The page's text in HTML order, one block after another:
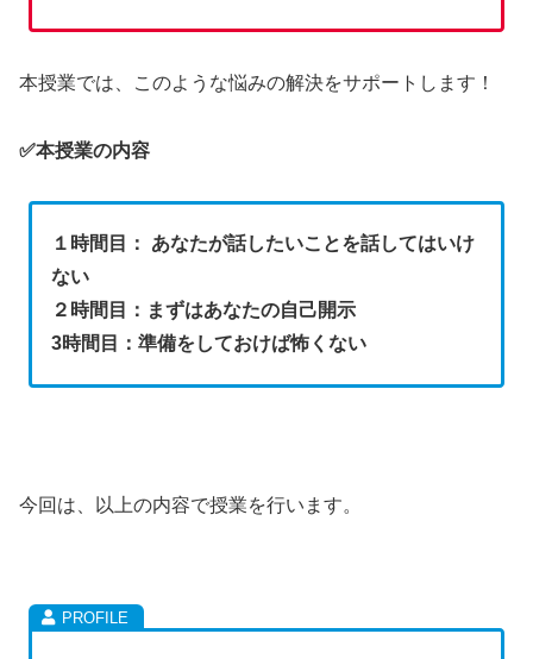
本授業では、このような悩みの解決をサポートします！
✅本授業の内容
１時間目： あなたが話したいことを話してはいけ
ない
２時間目：まずはあなたの自己開示
3時間目：準備をしておけば怖くない
今回は、以上の内容で授業を行います。